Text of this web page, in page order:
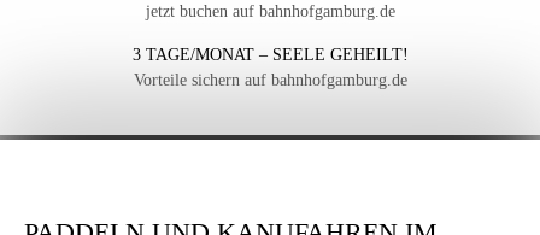
jetzt buchen auf bahnhofgamburg.de
3 TAGE/MONAT – SEELE GEHEILT!
Vorteile sichern auf bahnhofgamburg.de